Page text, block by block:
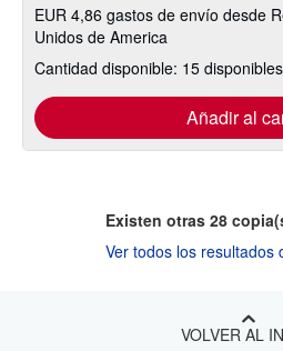
EUR 4,86 gastos de envío desde
Unidos de America
Cantidad disponible: 15 disponibles
Añadir al
Existen otras 28
Ver todos los resultados
VOLVER AL